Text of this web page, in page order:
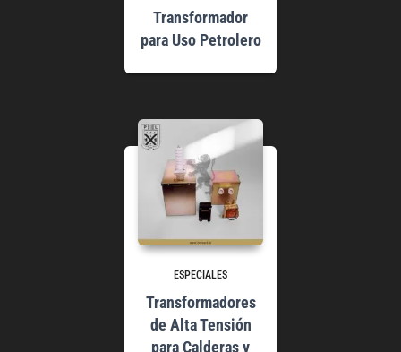
Transformador
para Uso Petrolero
ESPECIALES
Transformadores
de Alta Tensión
para Calderas y